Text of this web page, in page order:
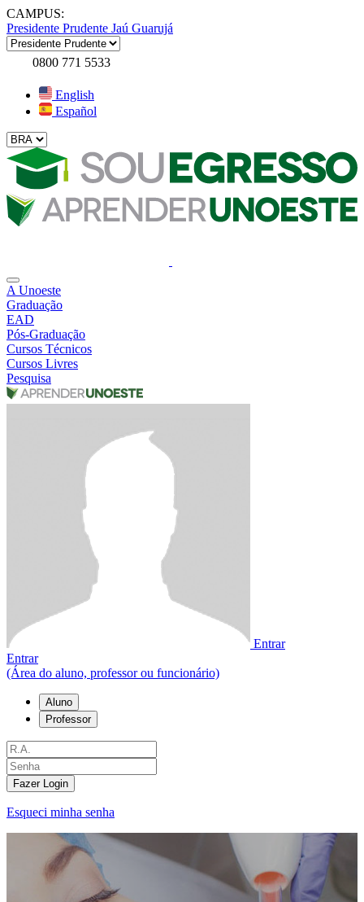
CAMPUS:
Presidente Prudente Jaú Guarujá
0800 771 5533
English
Español
A Unoeste
Graduação
EAD
Pós-Graduação
Cursos Técnicos
Cursos Livres
Pesquisa
Entrar
Entrar
(Área do aluno, professor ou funcionário)
Aluno
Professor
Fazer Login
Esqueci minha senha